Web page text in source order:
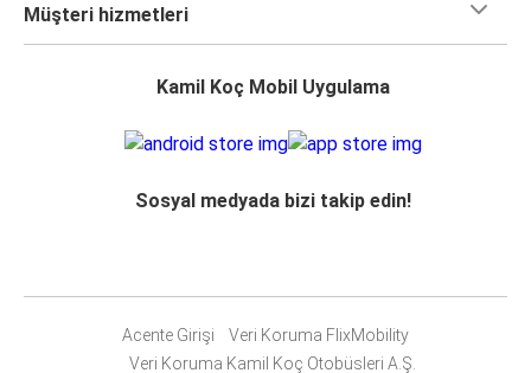
Müşteri hizmetleri
Kamil Koç Mobil Uygulama
Sosyal medyada bizi takip edin!
Acente Girişi
Veri Koruma FlixMobility
Veri Koruma Kamil Koç Otobüsleri A.Ş.